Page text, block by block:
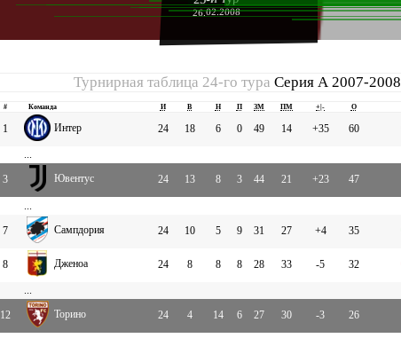
26.02.2008
Турнирная таблица 24-го тураСерия А 2007-2008
# Команда И В Н П ЗМ ПМ +|- О
1 Интер 24 18 6 0 49 14 +35 60
...
3
Ювентус 24 13 8 3 44 21 +23 47
...
7
Сампдория 24 10 5 9 31 27 +4 35
8 Дженоа 24 8 8 8 28 33 -5 32
...
12
Торино 24 4 14 6 27 30 -3 26